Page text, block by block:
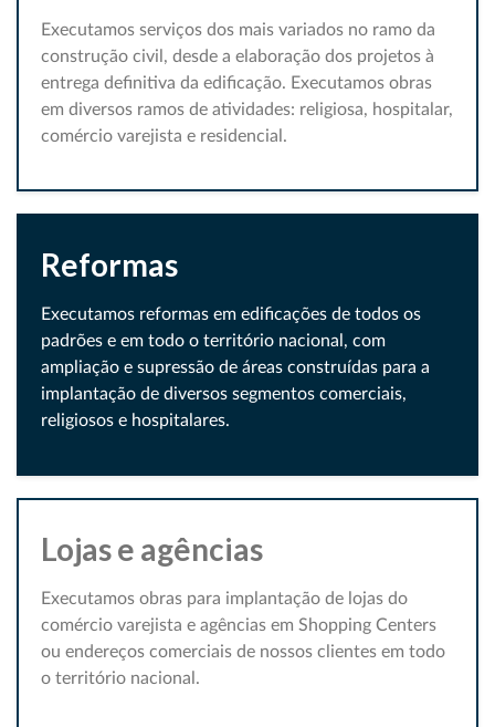
Executamos serviços dos mais variados no ramo da
construção civil, desde a elaboração dos projetos à
entrega definitiva da edificação. Executamos obras
em diversos ramos de atividades: religiosa, hospitalar,
comércio varejista e residencial.
Reformas
Executamos reformas em edificações de todos os
padrões e em todo o território nacional, com
ampliação e supressão de áreas construídas para a
implantação de diversos segmentos comerciais,
religiosos e hospitalares.
Lojas e agências
Executamos obras para implantação de lojas do
comércio varejista e agências em Shopping Centers
ou endereços comerciais de nossos clientes em todo
o território nacional.